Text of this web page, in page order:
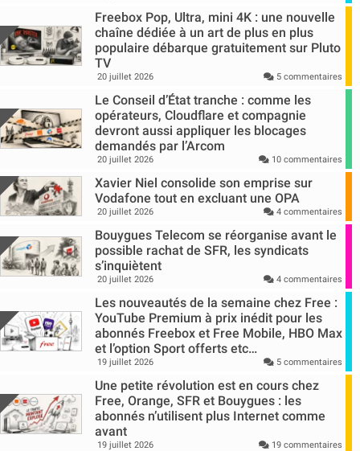
Freebox Pop, Ultra, mini 4K : une nouvelle
chaîne dédiée à un art de plus en plus
populaire débarque gratuitement sur Pluto
TV
20 juillet 2026 5 commentaires
Le Conseil d’État tranche : comme les
opérateurs, Cloudflare et compagnie
devront aussi appliquer les blocages
demandés par l’Arcom
20 juillet 2026 10 commentaires
Xavier Niel consolide son emprise sur
Vodafone tout en excluant une OPA
20 juillet 2026 4 commentaires
Bouygues Telecom se réorganise avant le
possible rachat de SFR, les syndicats
s’inquiètent
20 juillet 2026 4 commentaires
Les nouveautés de la semaine chez Free :
YouTube Premium à prix inédit pour les
abonnés Freebox et Free Mobile, HBO Max
et l’option Sport offerts etc…
19 juillet 2026 5 commentaires
Une petite révolution est en cours chez
Free, Orange, SFR et Bouygues : les
abonnés n’utilisent plus Internet comme
avant
19 juillet 2026 19 commentaires